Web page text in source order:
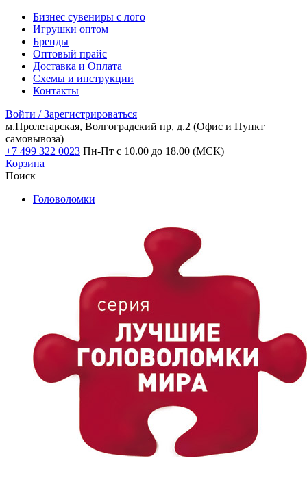
Бизнес сувениры с лого
Игрушки оптом
Бренды
Оптовый прайс
Доставка и Оплата
Схемы и инструкции
Контакты
Войти / Зарегистрироваться
м.Пролетарская, Волгоградский пр, д.2 (Офис и Пункт
самовывоза)
+7 499 322 0023 Пн-Пт с 10.00 до 18.00 (МСК)
Корзина
Поиск
Головоломки